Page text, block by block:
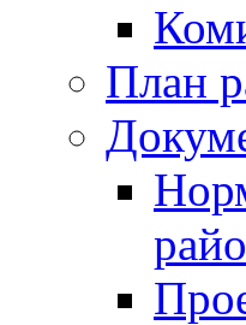
План